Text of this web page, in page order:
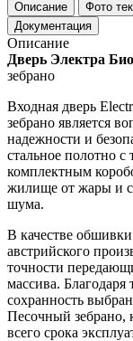
Описание
Фото
Документация
Описание
Дверь Электра
зебрано
Входная дверь
зебрано является
надежности и
стальное полотно с
комплектным
жилище от жары и
шума.
В качестве
австрийского
точности
массива. Благодаря
сохранность
Песочный зебрано,
всего срока